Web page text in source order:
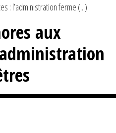
: l’administration ferme (...)
aux